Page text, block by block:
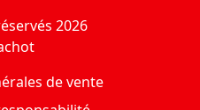
2026
de vente